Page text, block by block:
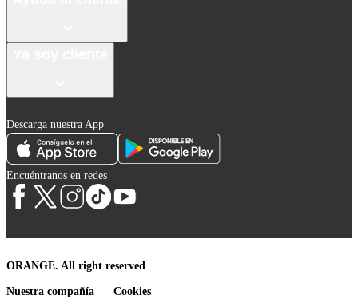
Descarga nuestra App
Encuéntranos en redes
ORANGE. All right reserved
Nuestra compañía Cookies